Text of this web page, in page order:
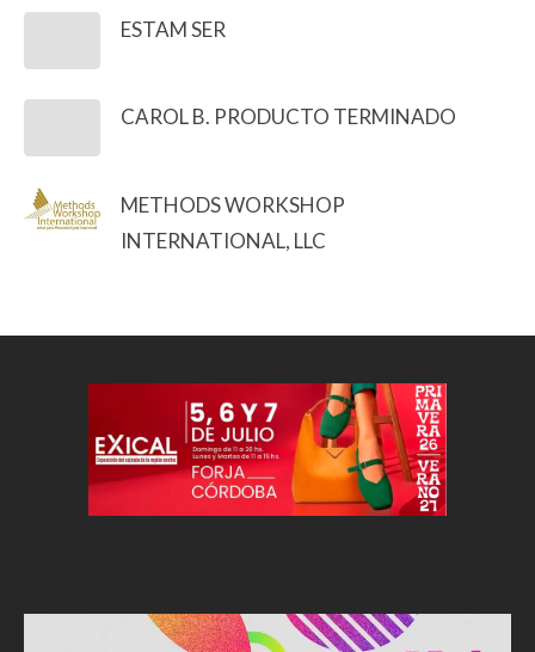
ESTAM SER
CAROL B. PRODUCTO TERMINADO
METHODS WORKSHOP
INTERNATIONAL, LLC